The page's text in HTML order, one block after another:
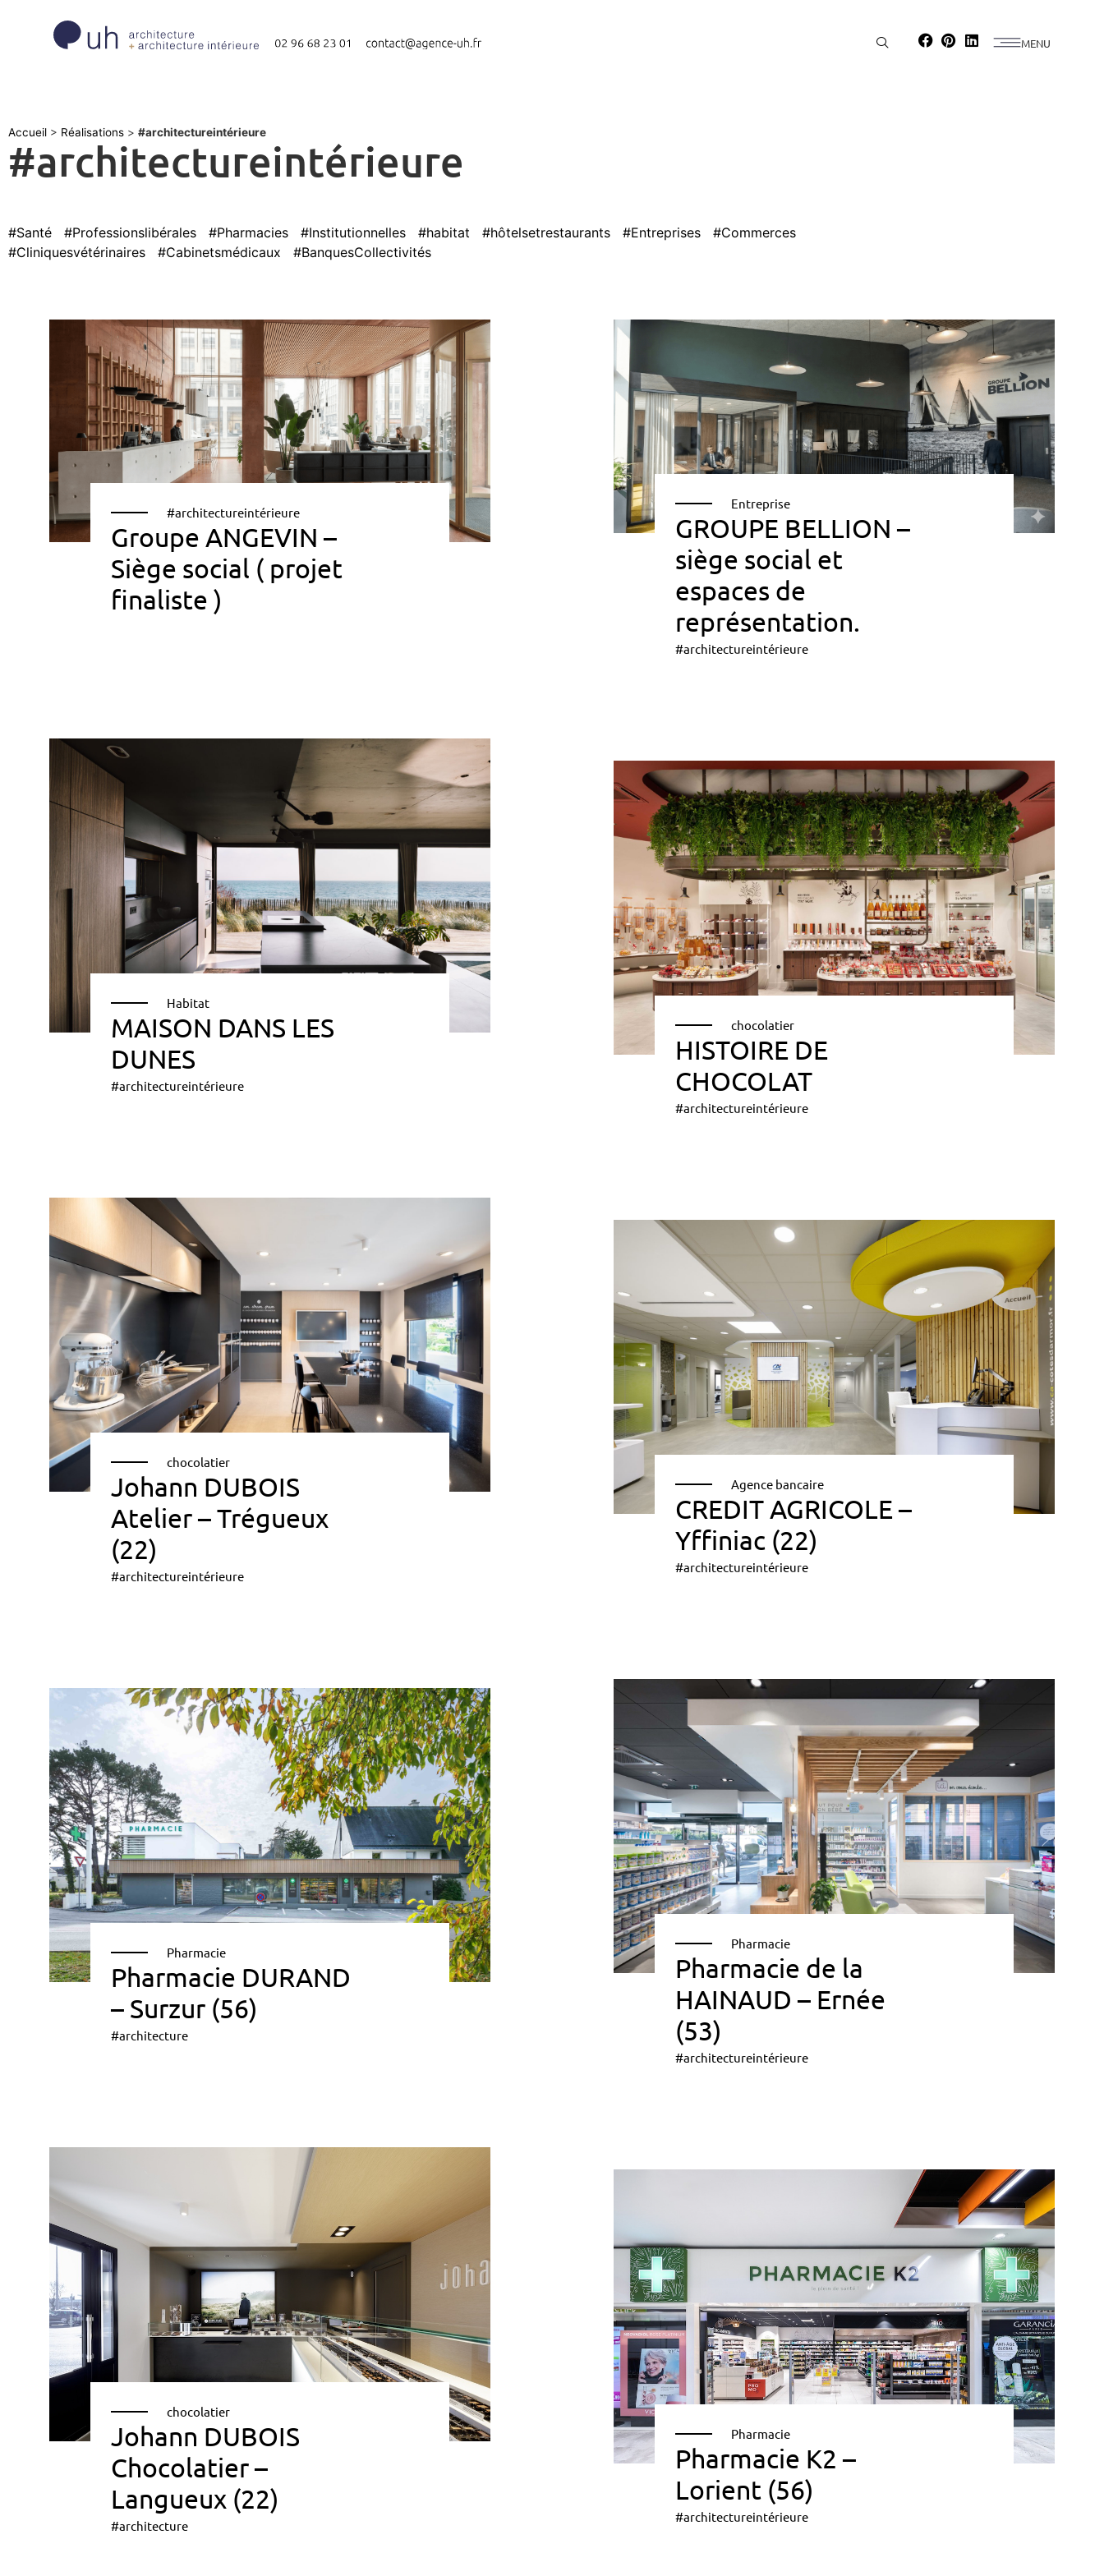
MENU
Accueil > Réalisations > #architectureintérieure
#architectureintérieure
#Santé #Professionslibérales #Pharmacies #Institutionnelles #habitat #hôtelsetrestaurants #Entreprises
#Commerces
#Cliniquesvétérinaires
#Cabinetsmédicaux #BanquesCollectivités
#architectureintérieure
Groupe ANGEVIN –
Siège social ( projet
finaliste )
Entreprise
#architectureintérieure
GROUPE BELLION –
siège social et
espaces de
représentation.
Habitat
#architectureintérieure
MAISON DANS LES
DUNES
chocolatier
#architectureintérieure
HISTOIRE DE
CHOCOLAT
chocolatier
#architectureintérieure
Johann DUBOIS
Atelier – Trégueux
(22)
Agence bancaire
#architectureintérieure
CREDIT AGRICOLE –
Yffiniac (22)
Pharmacie
#architectureintérieure
Pharmacie de la
HAINAUD – Ernée
(53)
Pharmacie
#architecture
Pharmacie DURAND
– Surzur (56)
chocolatier
#architecture
Johann DUBOIS
Chocolatier –
Langueux (22)
Pharmacie
#architectureintérieure
Pharmacie K2 –
Lorient (56)